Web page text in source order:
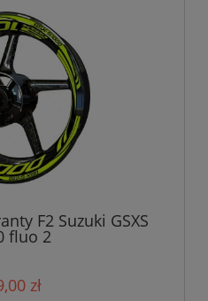
F2 Suzuki GSXS
fluo 2
zł